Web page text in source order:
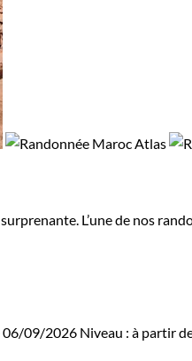
L’une de nos
06/09/2026 Niveau : à partir